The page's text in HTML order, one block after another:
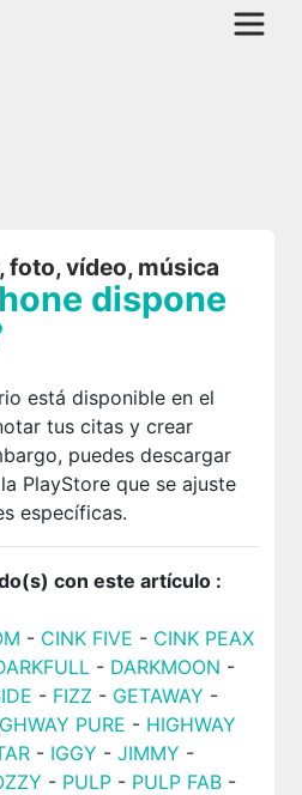
foto, vídeo, música
dispone
está disponible en el
tus citas y crear
puedes descargar
PlayStore que se ajuste
específicas.
con este artículo :
- CINK FIVE - CINK PEAX
- DARKMOON -
- FIZZ - GETAWAY -
PURE - HIGHWAY
- IGGY - JIMMY -
- PULP - PULP FAB-